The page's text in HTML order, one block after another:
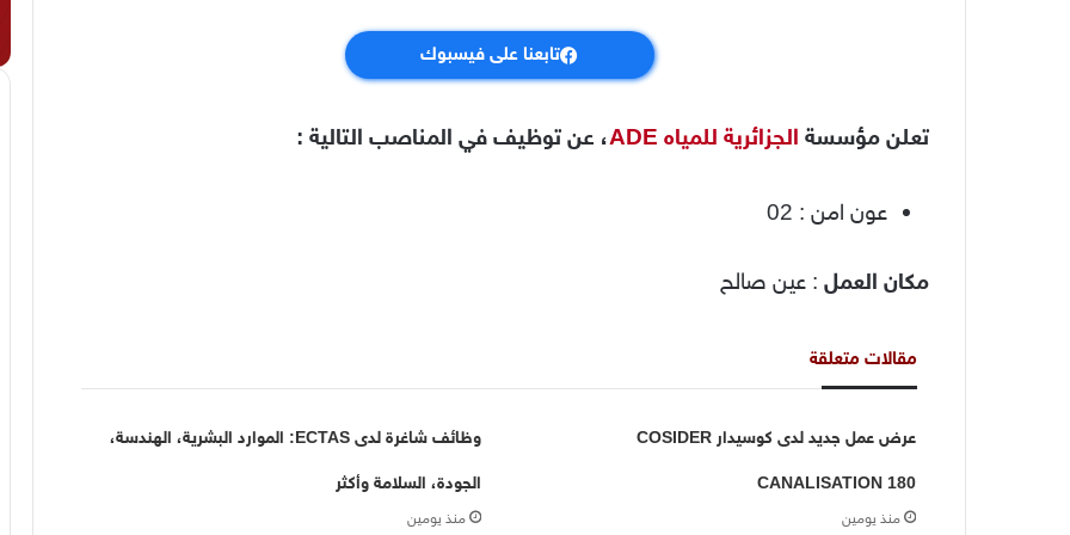
تابعنا على فيسبوك
تعلن مؤسسة الجزائرية للمياه ADE ، عن توظيف في المناصب التالية :
عون امن : 02
مكان العمل : عين صالح
مقالات متعلقة
عرض عمل جديد لدى كوسيدار COSIDER
CANALISATION 180
منذ يومين
وظائف شاغرة لدى ECTAS: الموارد البشرية، الهندسة،
الجودة، السلامة وأكثر
منذ يومين